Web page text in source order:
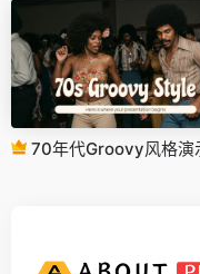
70年代Groovy风格演